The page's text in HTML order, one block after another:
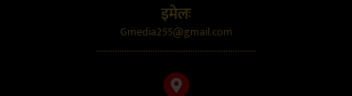
इमेलः
Gmedia255@gmail.com
....................................................................